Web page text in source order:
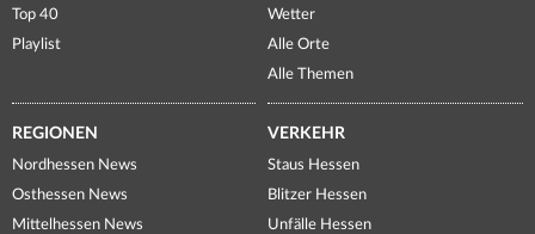
Top 40
Playlist
Wetter
Alle Orte
Alle Themen
REGIONEN
Nordhessen News
Osthessen News
Mittelhessen News
VERKEHR
Staus Hessen
Blitzer Hessen
Unfälle Hessen